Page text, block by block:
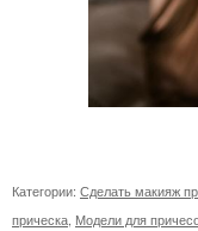
Категории: Сделать макияж
прическа, Модели для